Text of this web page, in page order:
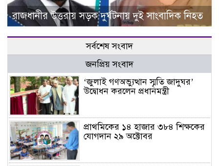
রাজধানীর উত্তরায় সড়ক দুর্ঘটনায় দুই সাংবাদিক নিহত
সর্বশেষ সংবাদ
জনপ্রিয় সংবাদ
‘জুলাই গণঅভ্যুত্থান স্মৃতি জাদুঘর’
উদ্বোধন করলেন প্রধানমন্ত্রী
প্রাথমিকের ১৪ হাজার ৩৮৪ শিক্ষকের
যোগদান ২৯ অক্টোবর